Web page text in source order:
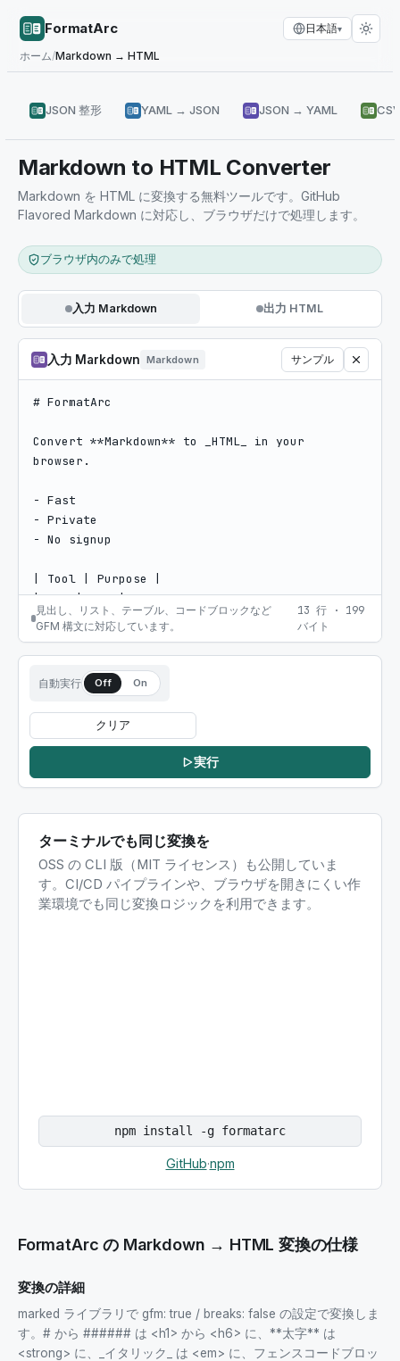
FormatArc
ホーム/Markdown → HTML
日本語▾
JSON 整形 YAML → JSON JSON → YAML
Markdown to HTML Converter
Markdown を HTML に変換する無料ツールです。GitHub
Flavored Markdown に対応し、ブラウザだけで処理します。
ブラウザ内のみで処理
入力 Markdown 出力 HTML
入力 Markdown Markdown サンプル
見出し、リスト、テーブル、コードブロックなど
GFM 構文に対応しています。
13 行· 199
バイト
自動実行 Off On
クリア
実行
ターミナルでも同じ変換を
OSS の CLI 版（MIT ライセンス）も公開していま
す。CI/CD パイプラインや、ブラウザを開きにくい作
業環境でも同じ変換ロジックを利用できます。
npm install -g formatarc
GitHub·npm
FormatArc の Markdown → HTML 変換の仕様
変換の詳細
marked ライブラリで gfm: true / breaks: false の設定で変換しま
す。# から ###### は <h1> から <h6> に、**太字** は
<strong> に、_イタリック_ は <em> に、フェンスコードブロッ